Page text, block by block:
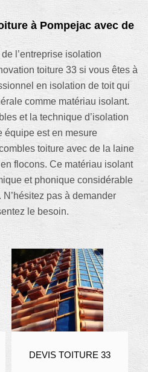
à Pompejac avec de
l’entreprise isolation
toiture 33 si vous êtes à
en isolation de toit qui
comme matériau isolant.
et la technique d’isolation
équipe est en mesure
toiture avec de la laine
flocons. Ce matériau isolant
et phonique considérable
pas à demander
le besoin.
DEVIS TOITURE 33